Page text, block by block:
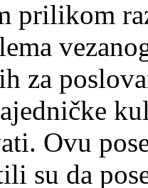
prilikom
za
Ovu
su da